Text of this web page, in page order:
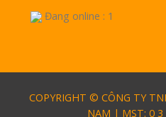
Đang online : 1
COPYRIGHT © CÔNG TY
NAM | MST: 0 3